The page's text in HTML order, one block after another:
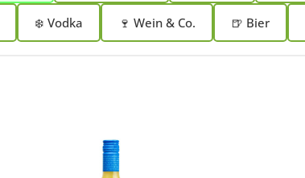
❄️ Vodka 🍷 Wein & Co. 🍺 Bier